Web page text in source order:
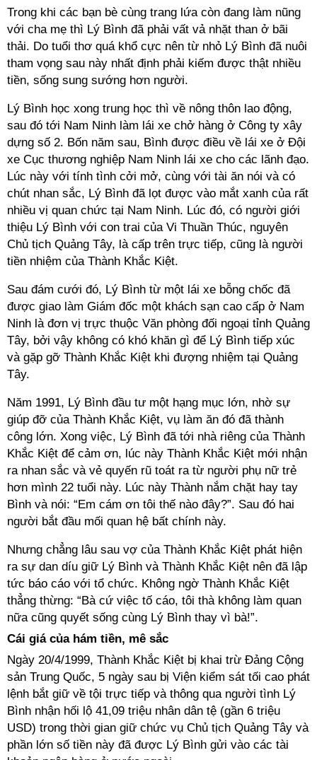
Trong khi các bạn bè cùng trang lứa còn đang làm nũng
với cha mẹ thì Lý Bình đã phải vất vả nhặt than ở bãi
thải. Do tuổi thơ quá khổ cực nên từ nhỏ Lý Bình đã nuôi
tham vọng sau này nhất định phải kiếm được thật nhiều
tiền, sống sung sướng hơn người.
Lý Bình học xong trung học thì về nông thôn lao động,
sau đó tới Nam Ninh làm lái xe chở hàng ở Công ty xây
dựng số 2. Bốn năm sau, Bình được điều về lái xe ở Đội
xe Cục thương nghiệp Nam Ninh lái xe cho các lãnh đạo.
Lúc này với tính tình cởi mở, cùng với tài ăn nói và có
chút nhan sắc, Lý Bình đã lọt được vào mắt xanh của rất
nhiều vị quan chức tại Nam Ninh. Lúc đó, có người giới
thiệu Lý Bình với con trai của Vi Thuần Thúc, nguyên
Chủ tịch Quảng Tây, là cấp trên trực tiếp, cũng là người
tiền nhiệm của Thành Khắc Kiệt.
Sau đám cưới đó, Lý Bình từ một lái xe bỗng chốc đã
được giao làm Giám đốc một khách sạn cao cấp ở Nam
Ninh là đơn vị trực thuộc Văn phòng đối ngoại tỉnh Quảng
Tây, bởi vậy không có khó khăn gì để Lý Bình tiếp xúc
và gặp gỡ Thành Khắc Kiệt khi đượng nhiệm tại Quảng
Tây.
Năm 1991, Lý Bình đầu tư một hạng mục lớn, nhờ sự
giúp đỡ của Thành Khắc Kiệt, vụ làm ăn đó đã thành
công lớn. Xong việc, Lý Bình đã tới nhà riêng của Thành
Khắc Kiệt để cảm ơn, lúc này Thành Khắc Kiệt mới nhận
ra nhan sắc và vẻ quyến rũ toát ra từ người phụ nữ trẻ
hơn mình 22 tuổi này. Lúc này Thành nắm chặt hay tay
Bình và nói: “Em cám ơn tôi thế nào đây?”. Sau đó hai
người bắt đầu mối quan hệ bất chính này.
Nhưng chẳng lâu sau vợ của Thành Khắc Kiệt phát hiện
ra sự dan díu giữ Lý Bình và Thành Khắc Kiệt nên đã lập
tức báo cáo với tổ chức. Không ngờ Thành Khắc Kiệt
thẳng thừng: “Bà cứ việc tố cáo, tôi thà không làm quan
nữa cũng quyết sống cùng Lý Bình thay vì bà!”.
Cái giá của hám tiền, mê sắc
Ngày 20/4/1999, Thành Khắc Kiệt bị khai trừ Đảng Cộng
sản Trung Quốc, 5 ngày sau bị Viện kiểm sát tối cao phát
lệnh bắt giữ về tội trực tiếp và thông qua người tình Lý
Bình nhận hối lộ 41,09 triệu nhân dân tệ (gần 6 triệu
USD) trong thời gian giữ chức vụ Chủ tịch Quảng Tây và
phần lớn số tiền này đã được Lý Bình gửi vào các tài